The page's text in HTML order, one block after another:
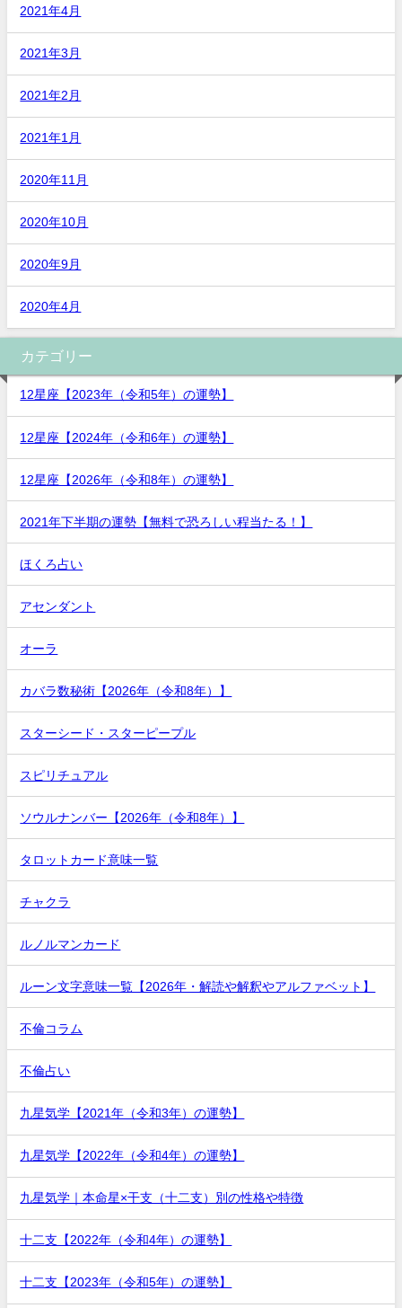
2021年4月
2021年3月
2021年2月
2021年1月
2020年11月
2020年10月
2020年9月
2020年4月
カテゴリー
12星座【2023年（令和5年）の運勢】
12星座【2024年（令和6年）の運勢】
12星座【2026年（令和8年）の運勢】
2021年下半期の運勢【無料で恐ろしい程当たる！】
ほくろ占い
アセンダント
オーラ
カバラ数秘術【2026年（令和8年）】
スターシード・スターピープル
スピリチュアル
ソウルナンバー【2026年（令和8年）】
タロットカード意味一覧
チャクラ
ルノルマンカード
ルーン文字意味一覧【2026年・解読や解釈やアルファベット】
不倫コラム
不倫占い
九星気学【2021年（令和3年）の運勢】
九星気学【2022年（令和4年）の運勢】
九星気学｜本命星×干支（十二支）別の性格や特徴
十二支【2022年（令和4年）の運勢】
十二支【2023年（令和5年）の運勢】